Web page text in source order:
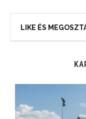
LIKE ÉS